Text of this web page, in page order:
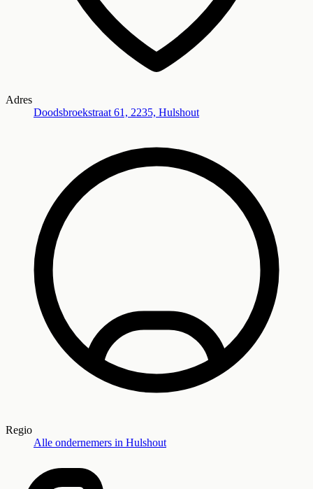
Adres
Doodsbroekstraat 61, 2235, Hulshout
Regio
Alle ondernemers in Hulshout